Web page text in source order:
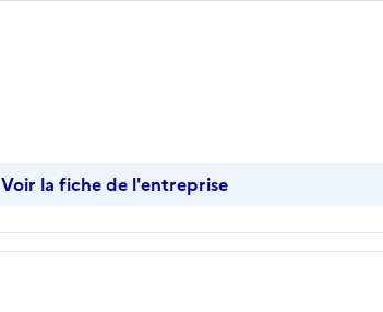
Voir la fiche de l'entreprise